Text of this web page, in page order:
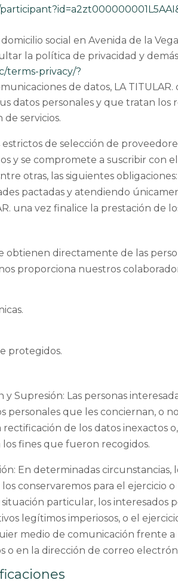
domicilio social en Avenida de la
la política de privacidad y
terms-privacy/?
de datos, LA
datos personales y que tratan
servicios.
estrictos de selección de
y se compromete a suscribir
otras, las siguientes
pactadas y atendiendo
una vez finalice la prestación de
obtienen directamente de las
proporciona nuestros
protegidos.
y Supresión: Las personas
personales que les conciernan, o
rectificación de los datos inexactos
los fines que fueron recogidos.
En determinadas
conservaremos para el ejercicio
particular, los interesados
legítimos imperiosos, o el
medio de comunicación frente
o en la dirección de correo